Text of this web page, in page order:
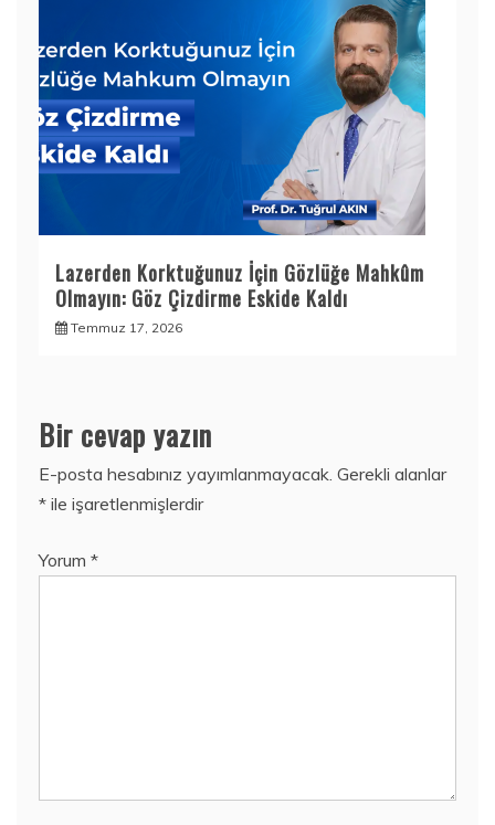
Lazerden Korktuğunuz İçin Gözlüğe Mahkûm
Olmayın: Göz Çizdirme Eskide Kaldı
Temmuz 17, 2026
Bir cevap yazın
E-posta hesabınız yayımlanmayacak. Gerekli alanlar
* ile işaretlenmişlerdir
Yorum *